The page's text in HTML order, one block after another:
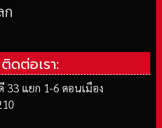
ก
ติดต่อเรา:
33 แยก 1-6 ดอนเมือง